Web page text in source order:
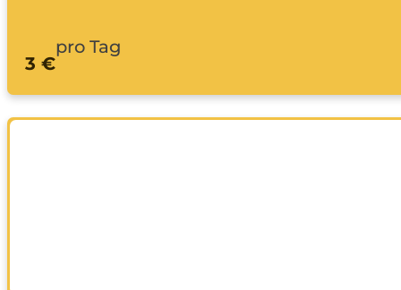
3 €
pro Tag